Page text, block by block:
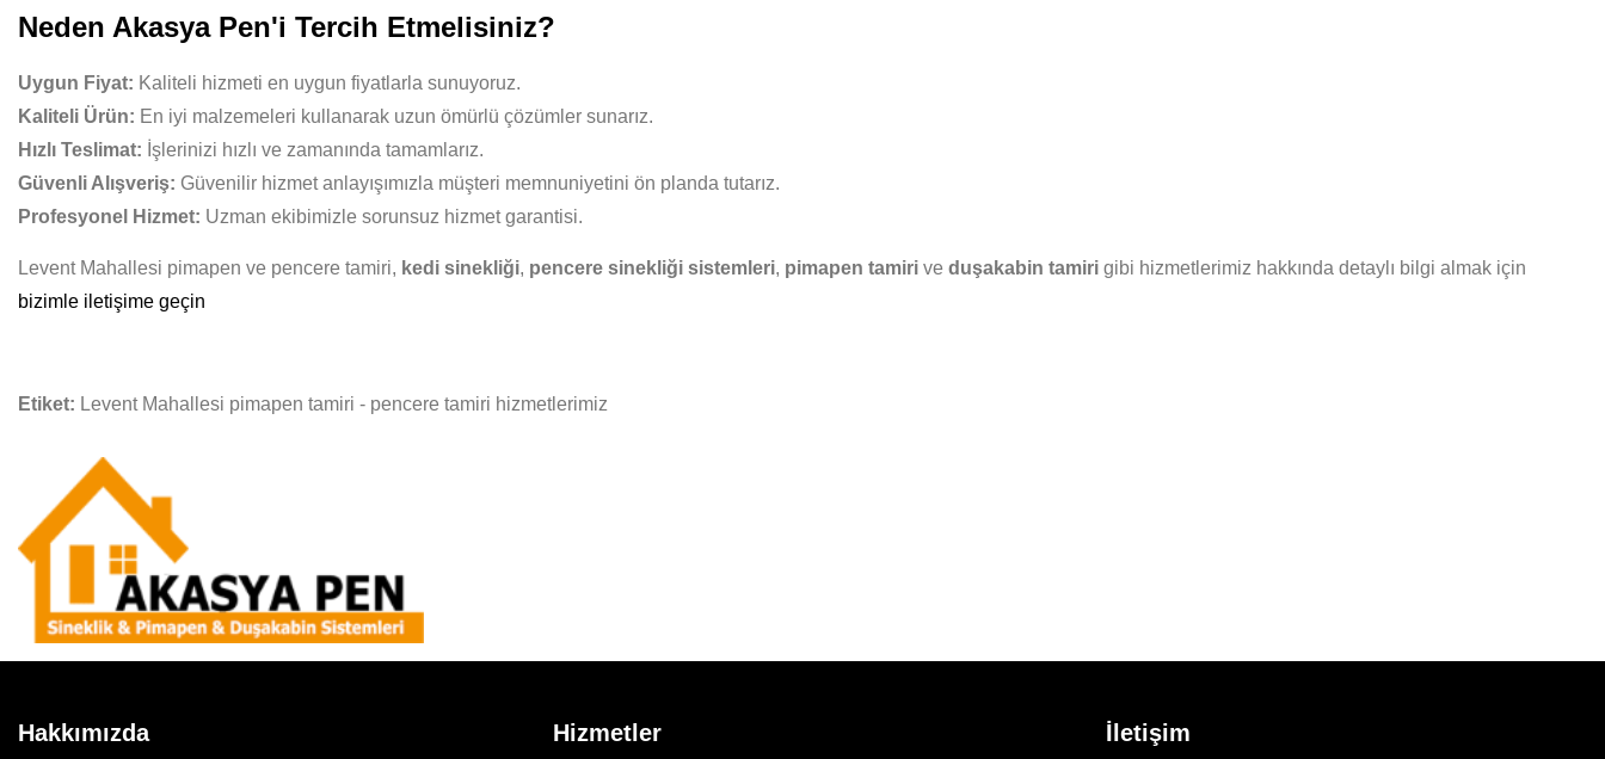
Neden Akasya Pen'i Tercih Etmelisiniz?
Uygun Fiyat: Kaliteli hizmeti en uygun fiyatlarla sunuyoruz.
Kaliteli Ürün: En iyi malzemeleri kullanarak uzun ömürlü çözümler sunarız.
Hızlı Teslimat: İşlerinizi hızlı ve zamanında tamamlarız.
Güvenli Alışveriş: Güvenilir hizmet anlayışımızla müşteri memnuniyetini ön planda tutarız.
Profesyonel Hizmet: Uzman ekibimizle sorunsuz hizmet garantisi.
Levent Mahallesi pimapen ve pencere tamiri, kedi sinekliği, pencere sinekliği sistemleri, pimapen tamiri ve duşakabin tamiri gibi hizmetlerimiz hakkında detaylı bilgi almak için
bizimle iletişime geçin
Etiket: Levent Mahallesi pimapen tamiri - pencere tamiri hizmetlerimiz
Hakkımızda Hizmetler İletişim